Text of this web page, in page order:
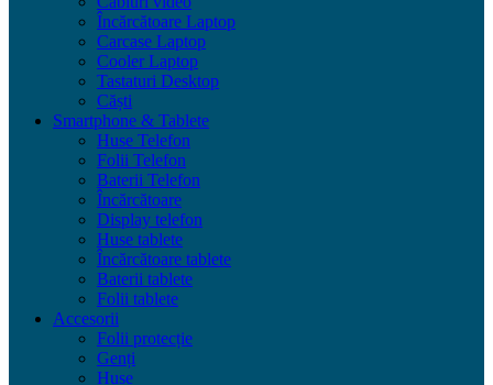
Încărcătoare Laptop
Carcase Laptop
Cooler Laptop
Tastaturi Desktop
Căști
Smartphone & Tablete
Huse Telefon
Folii Telefon
Baterii Telefon
Încărcătoare
Display telefon
Huse tablete
Încărcătoare tablete
Baterii tablete
Folii tablete
Accesorii
Folii protecție
Genți
Huse